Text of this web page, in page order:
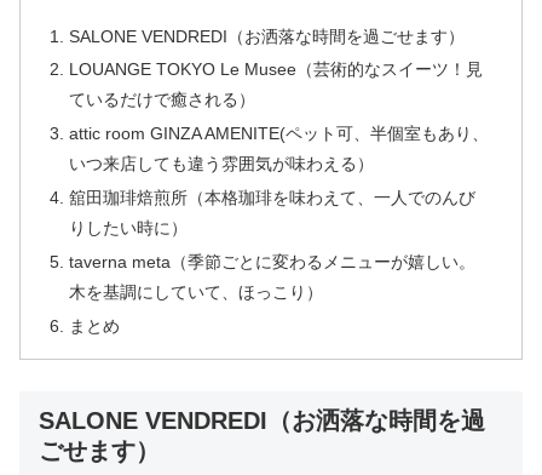
SALONE VENDREDI（お洒落な時間を過ごせます）
LOUANGE TOKYO Le Musee（芸術的なスイーツ！見
ているだけで癒される）
attic room GINZA AMENITE(ペット可、半個室もあり、
いつ来店しても違う雰囲気が味わえる）
舘田珈琲焙煎所（本格珈琲を味わえて、一人でのんび
りしたい時に）
taverna meta（季節ごとに変わるメニューが嬉しい。
木を基調にしていて、ほっこり）
まとめ
SALONE VENDREDI（お洒落な時間を過
ごせます）